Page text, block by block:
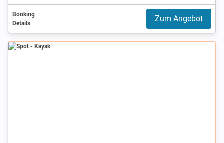
Booking
Details
Zum Angebot
Spot